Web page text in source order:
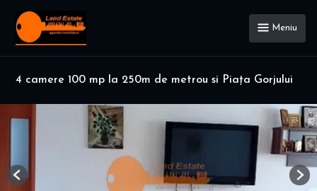
Meniu
4 camere 100 mp la 250m de metrou si Piața Gorjului
Previous